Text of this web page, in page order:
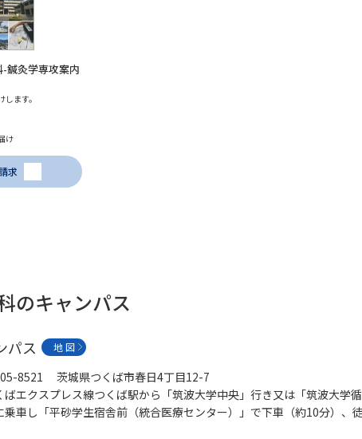
鍼灸学専攻案内
ます。
け
求
のキャンパス
パス 地 図
8521 茨城県つくば市春日4丁目12-7
ばエクスプレス線つくば駅から「筑波大学中央」行き又は「筑波大学
乗車し「平砂学生宿舎前（統合医療センター）」で下車（約10分）、